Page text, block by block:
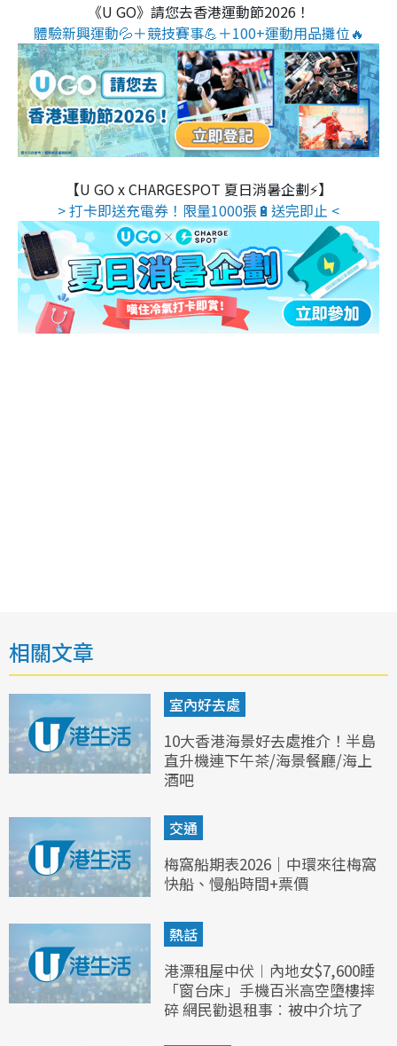
《U GO》請您去香港運動節2026！
體驗新興運動💦＋競技賽事💪＋100+運動用品攤位🔥
【U GO x CHARGESPOT 夏日消暑企劃⚡】
> 打卡即送充電券！限量1000張🔋送完即止 <
相關文章
室內好去處
10大香港海景好去處推介！半島
直升機連下午茶/海景餐廳/海上
酒吧
交通
梅窩船期表2026｜中環來往梅窩
快船、慢船時間+票價
熱話
港漂租屋中伏︱內地女$7,600睡
「窗台床」手機百米高空墮樓摔
碎 網民勸退租事︰被中介坑了